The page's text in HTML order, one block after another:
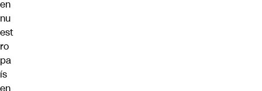
en
nu
est
ro
pa
ís